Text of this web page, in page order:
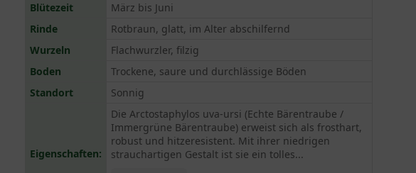
Blütezeit
März bis Juni
Rinde
Rotbraun, glatt, im Alter abschilfernd
Wurzeln
Flachwurzler, filzig
Boden
Trockene, saure und durchlässige Böden
Standort
Sonnig
Eigenschaften:
Die Arctostaphylos uva-ursi (Echte Bärentraube /
Immergrüne Bärentraube) erweist sich als frosthart,
robust und hitzeresistent. Mit ihrer niedrigen
strauchartigen Gestalt ist sie ein tolles...